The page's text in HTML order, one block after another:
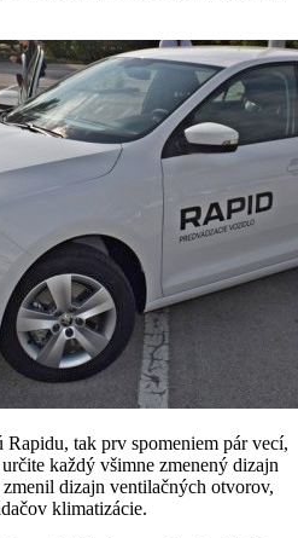
tak prv spomeniem pár vecí,
každý všimne zmenený dizajn
dizajn ventilačných otvorov,
klimatizácie.